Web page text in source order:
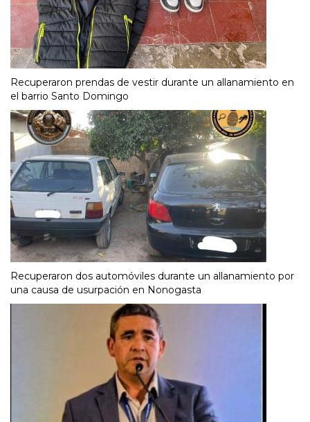
Recuperaron prendas de vestir durante un allanamiento en
el barrio Santo Domingo
Recuperaron dos automóviles durante un allanamiento por
una causa de usurpación en Nonogasta